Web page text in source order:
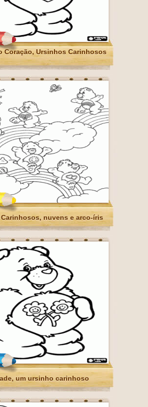
Coração, Ursinhos Carinhosos
nuvens e arco-íris
um ursinho carinhoso